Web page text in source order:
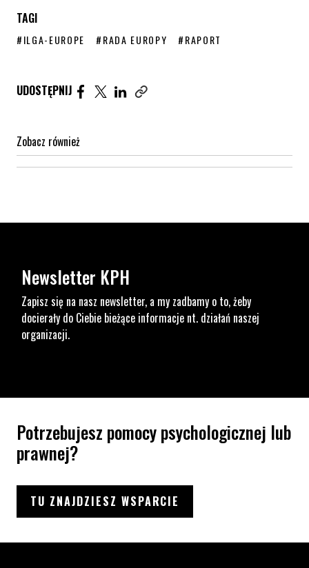
TAGI
STRONA TAGU WPISÓW
#ILGA-EUROPE STRONA TAGU WPISÓW
#RADA EUROPY STRONA TAGU WPISÓW
#RAPORT
UDOSTĘPNIJ Udostępnij artykuł na Facebook. Strona otwiera się
Udostępnij artykuł na Twitter. Strona otwiera
Udostępnij artykuł na Linkedin. Strona
Zobacz również
Newsletter KPH
Zapisz się na nasz newsletter, a my zadbamy o to, żeby
docierały do Ciebie bieżące informacje nt. działań naszej
organizacji.
Potrzebujesz pomocy psychologicznej lub
prawnej?
TU ZNAJDZIESZ WSPARCIE